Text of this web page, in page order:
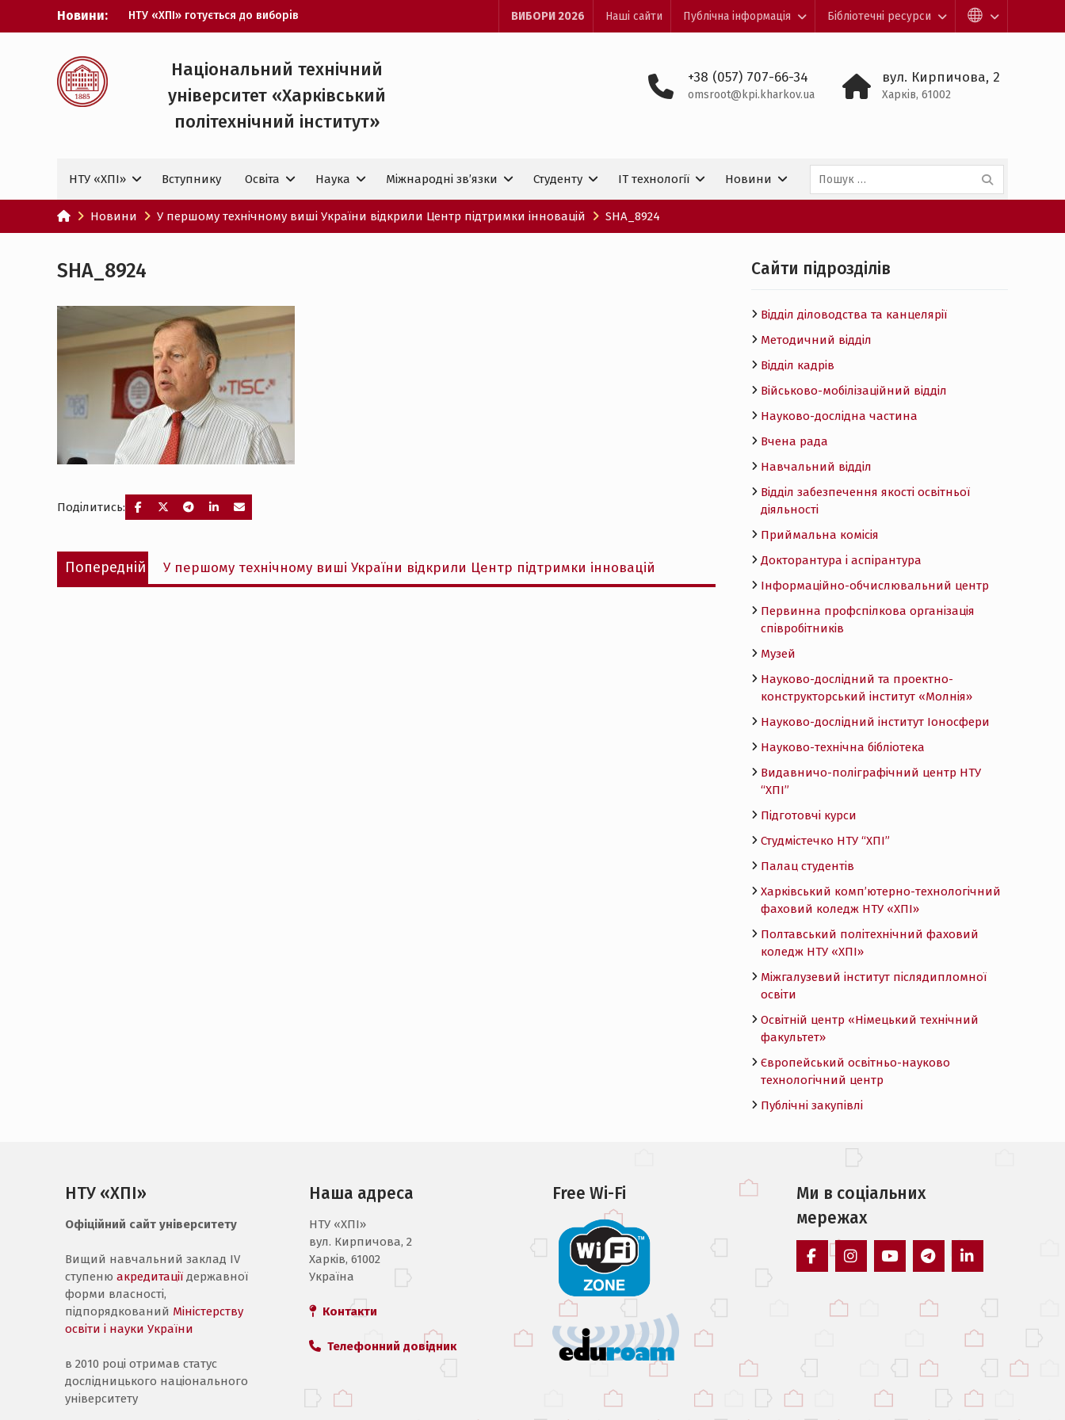
Новини:
НТУ «ХПІ» готується до виборів
ректора
Всеукраїнський фестиваль «Червона
ХПІ уклав угоду про партнерство з
ДержНДІ технологій кібербезпеки
Випускник ХПІ став
У Верховній Раді за участю ХПІ
обговорили перспективи українсько-
іспанського технологічного
партнерства
ВИБОРИ 2026 Наші сайти Публічна інформація Бібліотечні ресурси
Національний технічний
університет «Харківський
політехнічний iнститут»
+38 (057) 707-66-34
omsroot@kpi.kharkov.ua
вул. Кирпичова, 2
Харків, 61002
НТУ «ХПІ» Вступнику Освіта Наука Міжнародні зв’язки Студенту IT технологiї Новини
Пошук:
Новини У першому технічному виші України відкрили Центр підтримки інновацій SHA_8924
SHA_8924
Поділитись:
Навігація
записів
Попередній
Попередній
запис:
У першому технічному виші України відкрили Центр підтримки інновацій
Cайти підрозділів
Відділ діловодства та канцелярії
Методичний відділ
Відділ кадрів
Військово-мобілізаційний відділ
Науково-дослідна частина
Вчена рада
Навчальний відділ
Відділ забезпечення якості освітньої
діяльності
Приймальна комісія
Докторантура і аспірантура
Інформаційно-обчислювальний центр
Первинна профспілкова організація
співробітників
Музей
Науково-дослідний та проектно-
конструкторський інститут «Молнія»
Науково-дослідний інститут Іоносфери
Науково-технічна бібліотека
Видавничо-поліграфічний центр НТУ
“ХПІ”
Підготовчі курси
Студмістечко НТУ “ХПІ”
Палац студентів
Харківський комп’ютерно-технологічний
фаховий коледж НТУ «ХПI»
Полтавський політехнічний фаховий
коледж НТУ «ХПI»
Міжгалузевий інститут післядипломної
освіти
Освітній центр «Німецький технічний
факультет»
Європейський освітньо-науково
технологічний центр
Публічні закупівлі
НТУ «ХПІ»
Офіційний сайт університету
Вищий навчальний заклад IV
ступеню акредитації державної
форми власності,
підпорядкований Міністерству
освіти і науки України
в 2010 році отримав статус
дослідницького національного
університету
Наша адреса
НТУ «ХПI»
вул. Кирпичова, 2
Харків, 61002
Україна
Контакти
Телефонний довідник
Free Wi-Fi
Ми в соцiальних
мережах